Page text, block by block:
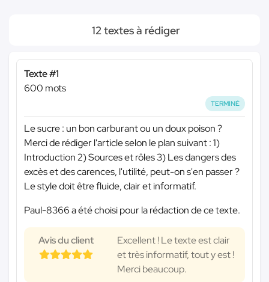
12 textes à rédiger
Texte #1
600 mots
TERMINÉ
Le sucre : un bon carburant ou un doux poison ?
Merci de rédiger l'article selon le plan suivant : 1)
Introduction 2) Sources et rôles 3) Les dangers des
excès et des carences, l'utilité, peut-on s'en passer ?
Le style doit être fluide, clair et informatif.
Paul-8366 a été choisi pour la rédaction de ce texte.
Avis du client
Excellent ! Le texte est clair
et très informatif, tout y est !
Merci beaucoup.